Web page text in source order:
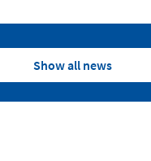
Show all news